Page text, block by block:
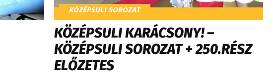
KÖZÉPSULI SOROZAT
KÖZÉPSULI KARÁCSONY! –
KÖZÉPSULI SOROZAT + 250.RÉSZ
ELŐZETES